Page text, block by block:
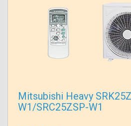
Mitsubishi Heavy
W1/SRC25ZSP-W1